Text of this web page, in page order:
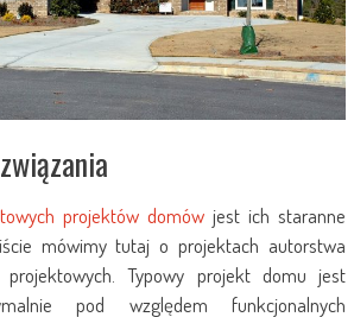
projektów domów jest ich staranne
mówimy tutaj o projektach autorstwa
projektowych. Typowy projekt domu jest
pod względem funkcjonalnych